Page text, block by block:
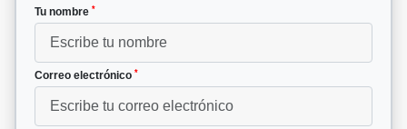
Tu nombre *
Correo electrónico *